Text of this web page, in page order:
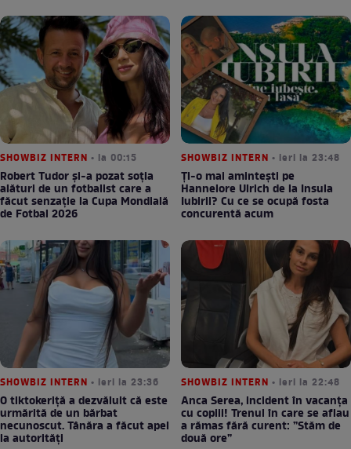
SHOWBIZ INTERN • la 00:15
Robert Tudor și-a pozat soția
alături de un fotbalist care a
făcut senzație la Cupa Mondială
de Fotbal 2026
SHOWBIZ INTERN • ieri la 23:48
Ți-o mai amintești pe
Hannelore Ulrich de la Insula
Iubirii? Cu ce se ocupă fosta
concurentă acum
SHOWBIZ INTERN • ieri la 23:36
O tiktokeriță a dezvăluit că este
urmărită de un bărbat
necunoscut. Tânăra a făcut apel
la autorități
SHOWBIZ INTERN • ieri la 22:48
Anca Serea, incident în vacanța
cu copiii! Trenul în care se aflau
a rămas fără curent: ”Stăm de
două ore”